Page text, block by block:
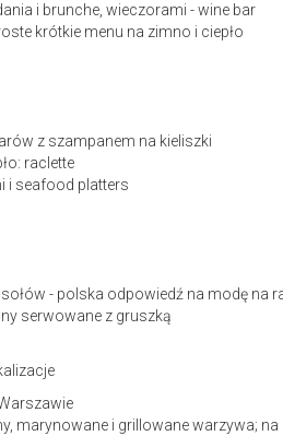
i brunche, wieczorami - wine bar
krótkie menu na zimno i ciepło
z szampanem na kieliszki
raclette
i seafood platters
- polska odpowiedź na modę na
serwowane z gruszką
marynowane i grillowane warzywa; na